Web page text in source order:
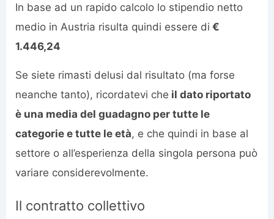
In base ad un rapido calcolo lo stipendio netto
medio in Austria risulta quindi essere di €
1.446,24
Se siete rimasti delusi dal risultato (ma forse
neanche tanto), ricordatevi che il dato riportato
è una media del guadagno per tutte le
categorie e tutte le età, e che quindi in base al
settore o all’esperienza della singola persona può
variare considerevolmente.
Il contratto collettivo